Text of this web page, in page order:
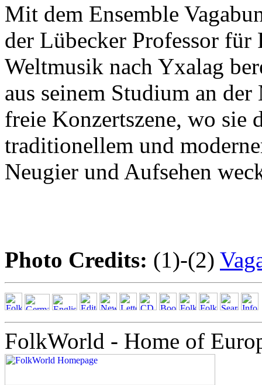
Mit dem Ensemble
der Lübecker Professor für
Weltmusik nach Yxalag
aus seinem Studium an
freie Konzertszene, wo sie
traditionellem und
Neugier und Aufsehen
Photo Credits: (1)-(2)
FolkWorld - Home of